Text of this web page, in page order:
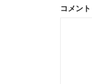
コメント